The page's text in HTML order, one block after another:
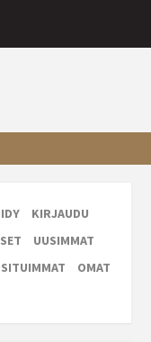
KIRJAUDU
UUSIMMAT
OMAT